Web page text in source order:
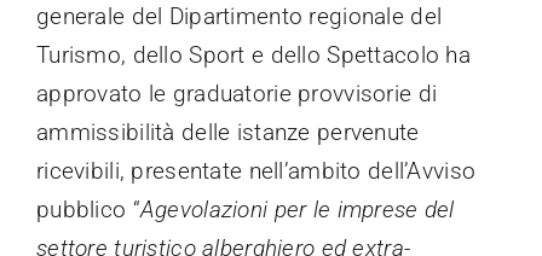
Prodotti
Misure Agevolative
Lavora con Noi
Società Trasparente
generale del Dipartimento regionale del
Turismo, dello Sport e dello Spettacolo ha
approvato le graduatorie provvisorie di
ammissibilità delle istanze pervenute
ricevibili, presentate nell’ambito dell’Avviso
pubblico “Agevolazioni per le imprese del
settore turistico alberghiero ed extra-